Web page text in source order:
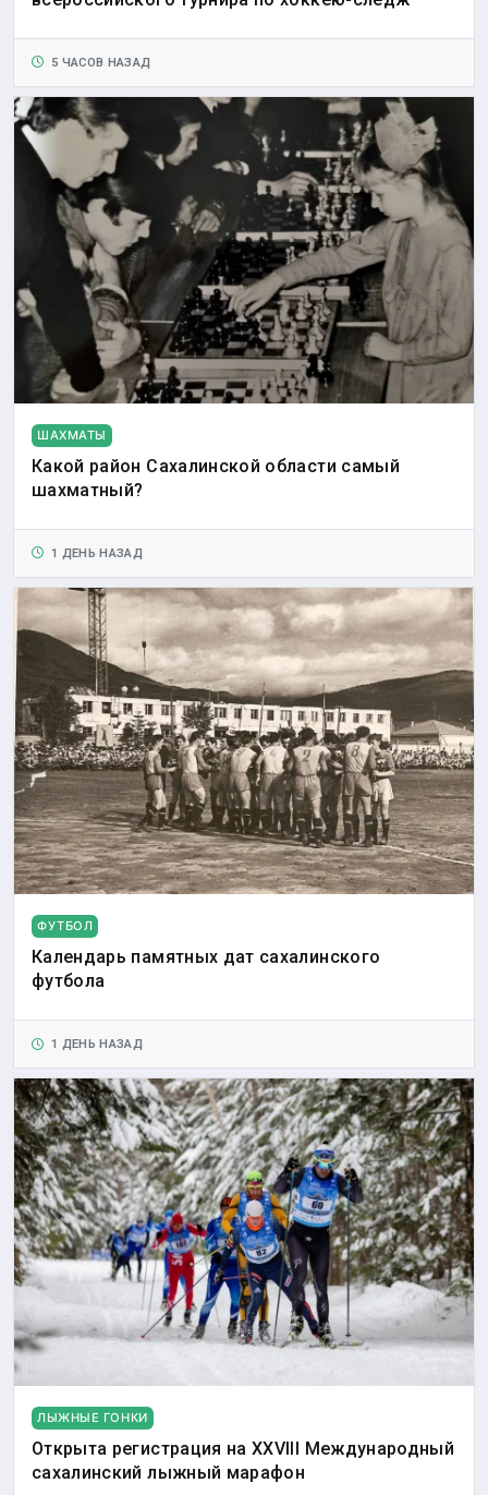
5 ЧАСОВ НАЗАД
ШАХМАТЫ
Какой район Сахалинской области самый
шахматный?
1 ДЕНЬ НАЗАД
ФУТБОЛ
Календарь памятных дат сахалинского
футбола
1 ДЕНЬ НАЗАД
ЛЫЖНЫЕ ГОНКИ
Открыта регистрация на XXVIII Международный
сахалинский лыжный марафон